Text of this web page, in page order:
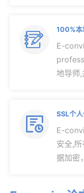

100%本
E-
地导师

SSL个
E-
安全,
据加密